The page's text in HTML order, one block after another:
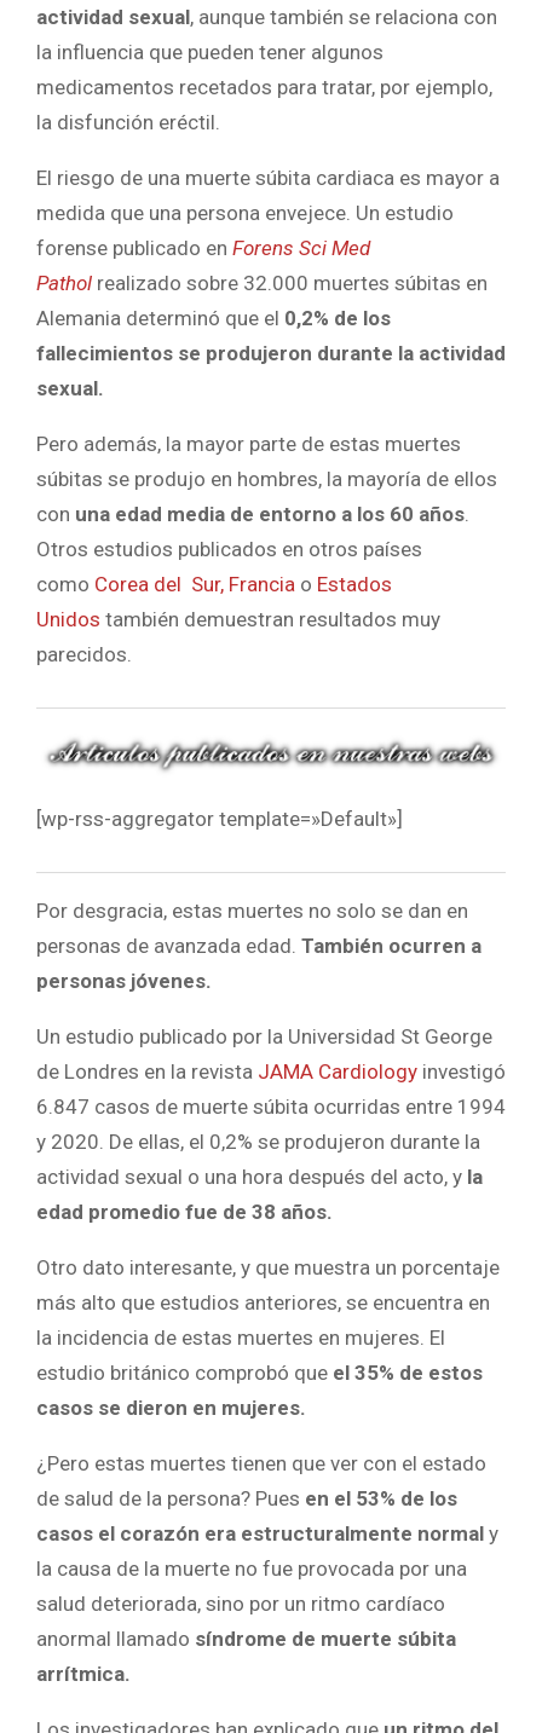
actividad sexual, aunque también se relaciona con
la influencia que pueden tener algunos
medicamentos recetados para tratar, por ejemplo,
la disfunción eréctil.
El riesgo de una muerte súbita cardiaca es mayor a
medida que una persona envejece. Un estudio
forense publicado en Forens Sci Med
Pathol realizado sobre 32.000 muertes súbitas en
Alemania determinó que el 0,2% de los
fallecimientos se produjeron durante la actividad
sexual.
Pero además, la mayor parte de estas muertes
súbitas se produjo en hombres, la mayoría de ellos
con una edad media de entorno a los 60 años.
Otros estudios publicados en otros países
como Corea del Sur, Francia o Estados
Unidos también demuestran resultados muy
parecidos.
[wp-rss-aggregator template=»Default»]
Por desgracia, estas muertes no solo se dan en
personas de avanzada edad. También ocurren a
personas jóvenes.
Un estudio publicado por la Universidad St George
de Londres en la revista JAMA Cardiology investigó
6.847 casos de muerte súbita ocurridas entre 1994
y 2020. De ellas, el 0,2% se produjeron durante la
actividad sexual o una hora después del acto, y la
edad promedio fue de 38 años.
Otro dato interesante, y que muestra un porcentaje
más alto que estudios anteriores, se encuentra en
la incidencia de estas muertes en mujeres. El
estudio británico comprobó que el 35% de estos
casos se dieron en mujeres.
¿Pero estas muertes tienen que ver con el estado
de salud de la persona? Pues en el 53% de los
casos el corazón era estructuralmente normal y
la causa de la muerte no fue provocada por una
salud deteriorada, sino por un ritmo cardíaco
anormal llamado síndrome de muerte súbita
arrítmica.